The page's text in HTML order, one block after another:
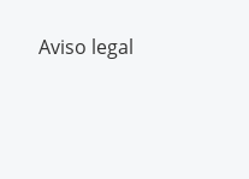
Aviso legal